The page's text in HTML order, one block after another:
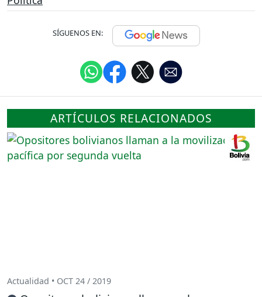
SÍGUENOS EN:
ARTÍCULOS RELACIONADOS
Actualidad • OCT 24 / 2019